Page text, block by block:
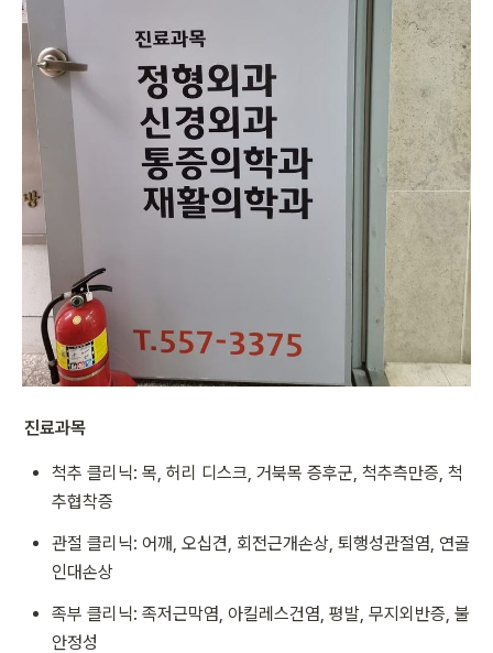
진료과목
척추 클리닉: 목, 허리 디스크, 거북목 증후군, 척추측만증, 척
추협착증
관절 클리닉: 어깨, 오십견, 회전근개손상, 퇴행성관절염, 연골
인대손상
족부 클리닉: 족저근막염, 아킬레스건염, 평발, 무지외반증, 불
안정성